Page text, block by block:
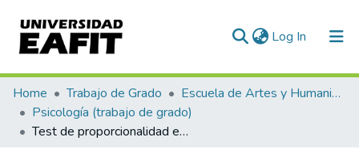
Log In (current)
Communities & Collections
All of DSpace
Home Trabajo de Grado
Escuela de Artes y Humanidades
Psicología (trabajo de grado)
Test de proporcionalidad entre derecho de intimidad y derecho de alimentos : una mirada a los mecanismos para solicitar datos necesarios para el ejercicio del derecho de alimentos de cara a la racionalidad del sistema jurídico